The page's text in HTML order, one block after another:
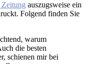
Zeitung auszugsweise ein
Folgend finden Sie
warum
die besten
schienen mir bei